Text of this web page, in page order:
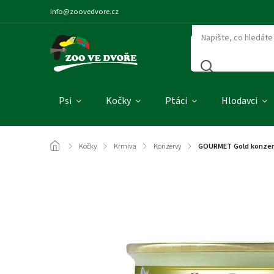
info@zoovedvore.cz
Psi Kočky Ptáci Hlodavci
/ Kočky / Krmiva / Konzervy / GOURMET Gold